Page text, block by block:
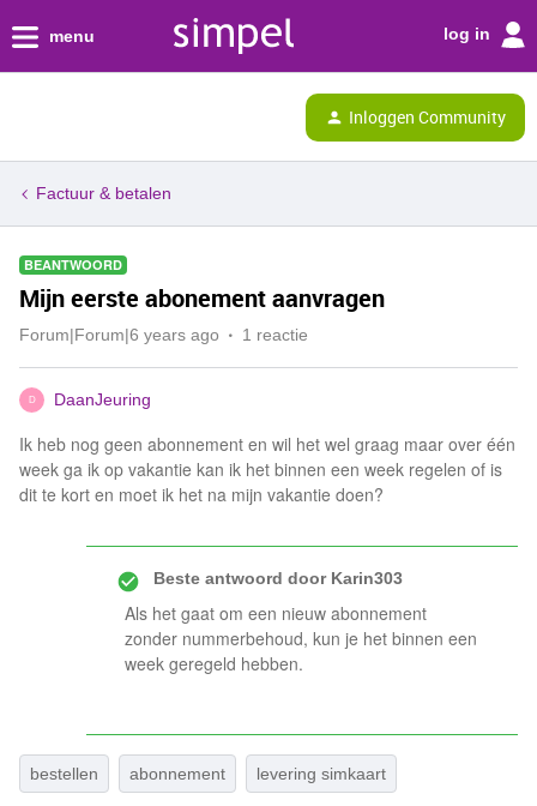
menu log in
Inloggen Community
Factuur & betalen
BEANTWOORD
Mijn eerste abonement aanvragen
Forum|Forum|6 years ago 1 reactie
D DaanJeuring
Ik heb nog geen abonnement en wil het wel graag maar over één
week ga ik op vakantie kan ik het binnen een week regelen of is
dit te kort en moet ik het na mijn vakantie doen?
Beste antwoord doorKarin303
Als het gaat om een nieuw abonnement
zonder nummerbehoud, kun je het binnen een
week geregeld hebben.
bestellen abonnement levering simkaart